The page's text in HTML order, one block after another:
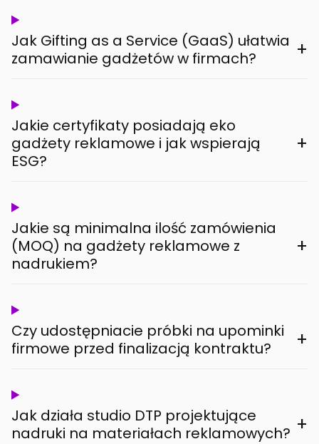
Jak Gifting as a Service (GaaS) ułatwia
zamawianie gadżetów w firmach?
+
Jakie certyfikaty posiadają eko
gadżety reklamowe i jak wspierają
ESG?
+
Jakie są minimalna ilość zamówienia
(MOQ) na gadżety reklamowe z
nadrukiem?
+
Czy udostępniacie próbki na upominki
firmowe przed finalizacją kontraktu?
+
Jak działa studio DTP projektujące
nadruki na materiałach reklamowych? +